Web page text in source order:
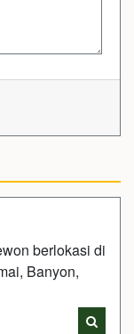
berlokasi di
Banyon,